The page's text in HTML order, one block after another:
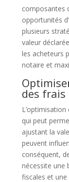
composantes
opportunités
plusieurs
valeur
les acheteurs
notaire et
des
qui peut
ajustant la
peuvent
conséquent,
nécessite une
fiscales et